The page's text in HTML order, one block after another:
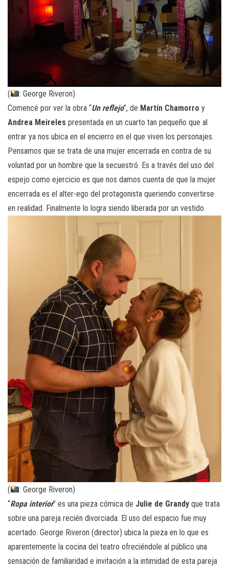
(
: George Riveron)
Comencé por ver la obra “Un reflejo”, de Martín Chamorro y
Andrea Meireles presentada en un cuarto tan pequeño que al
entrar ya nos ubica en el encierro en el que viven los personajes.
Pensamos que se trata de una mujer encerrada en contra de su
voluntad por un hombre que la secuestró. Es a través del uso del
espejo como ejercicio es que nos damos cuenta de que la mujer
encerrada es el alter-ego del protagonista queriendo convertirse
en realidad. Finalmente lo logra siendo liberada por un vestido.
(
: George Riveron)
“Ropa interior” es una pieza cómica de Julie de Grandy que trata
sobre una pareja recién divorciada. El uso del espacio fue muy
acertado. George Riveron (director) ubica la pieza en lo que es
aparentemente la cocina del teatro ofreciéndole al público una
sensación de familiaridad e invitación a la intimidad de esta pareja